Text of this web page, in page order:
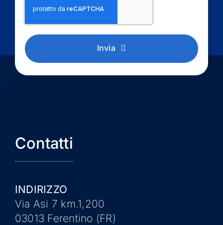
Invia
Contatti
INDIRIZZO
Via Asi 7 km.1,200
03013 Ferentino (FR)